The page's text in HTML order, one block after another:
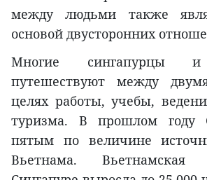
между людьми также
основой двусторонних
Многие сингапурцы и
путешествуют между
целях работы, учебы,
туризма. В прошлом году
пятым по величине
Вьетнама.